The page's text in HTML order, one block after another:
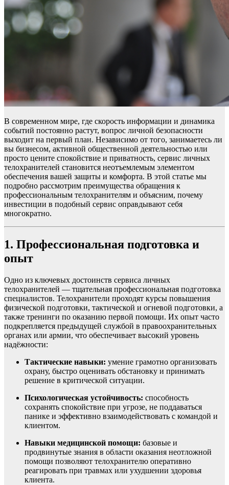
В современном мире, где скорость информации и динамика
событий постоянно растут, вопрос личной безопасности
выходит на первый план. Независимо от того, занимаетесь ли
вы бизнесом, активной общественной деятельностью или
просто цените спокойствие и приватность, сервис личных
телохранителей становится неотъемлемым элементом
обеспечения вашей защиты и комфорта. В этой статье мы
подробно рассмотрим преимущества обращения к
профессиональным телохранителям и объясним, почему
инвестиции в подобный сервис оправдывают себя
многократно.
1. Профессиональная подготовка и
опыт
Одно из ключевых достоинств сервиса личных
телохранителей — тщательная профессиональная подготовка
специалистов. Телохранители проходят курсы повышения
физической подготовки, тактической и огневой подготовки, а
также тренинги по оказанию первой помощи. Их опыт часто
подкрепляется предыдущей службой в правоохранительных
органах или армии, что обеспечивает высокий уровень
надёжности:
Тактические навыки: умение грамотно организовать
охрану, быстро оценивать обстановку и принимать
решение в критической ситуации.
Психологическая устойчивость: способность
сохранять спокойствие при угрозе, не поддаваться
панике и эффективно взаимодействовать с командой и
клиентом.
Навыки медицинской помощи: базовые и
продвинутые знания в области оказания неотложной
помощи позволяют телохранителю оперативно
реагировать при травмах или ухудшении здоровья
клиента.